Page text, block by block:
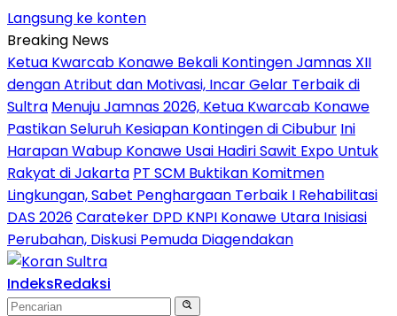
Langsung ke konten
Breaking News
Ketua Kwarcab Konawe Bekali Kontingen Jamnas XII
dengan Atribut dan Motivasi, Incar Gelar Terbaik di
Sultra Menuju Jamnas 2026, Ketua Kwarcab Konawe
Pastikan Seluruh Kesiapan Kontingen di Cibubur Ini
Harapan Wabup Konawe Usai Hadiri Sawit Expo Untuk
Rakyat di Jakarta PT SCM Buktikan Komitmen
Lingkungan, Sabet Penghargaan Terbaik I Rehabilitasi
DAS 2026Carateker DPD KNPI Konawe Utara Inisiasi
Perubahan, Diskusi Pemuda Diagendakan
IndeksRedaksi